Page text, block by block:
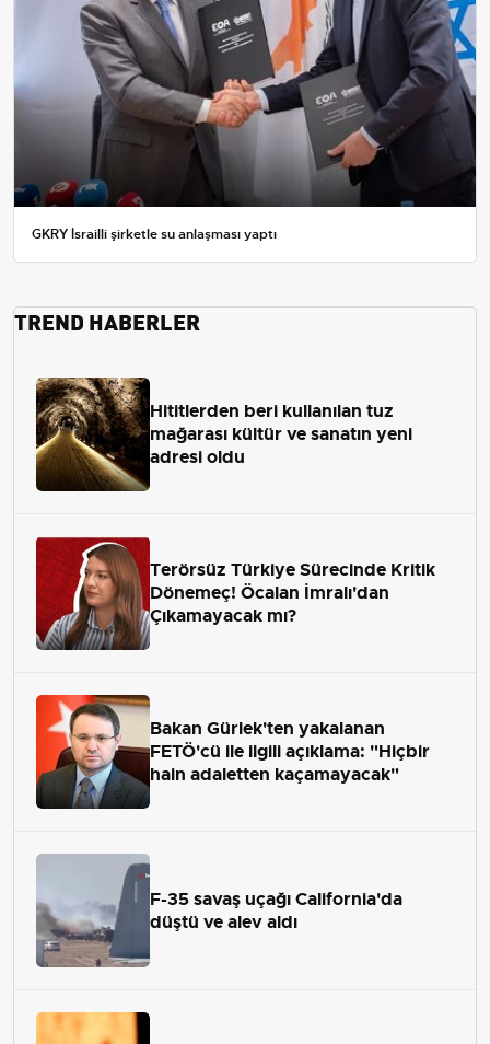
GKRY İsrailli şirketle su anlaşması yaptı
TREND HABERLER
Hititlerden beri kullanılan tuz
mağarası kültür ve sanatın yeni
adresi oldu
Terörsüz Türkiye Sürecinde Kritik
Dönemeç! Öcalan İmralı'dan
Çıkamayacak mı?
Bakan Gürlek'ten yakalanan
FETÖ'cü ile ilgili açıklama: "Hiçbir
hain adaletten kaçamayacak"
F-35 savaş uçağı California'da
düştü ve alev aldı